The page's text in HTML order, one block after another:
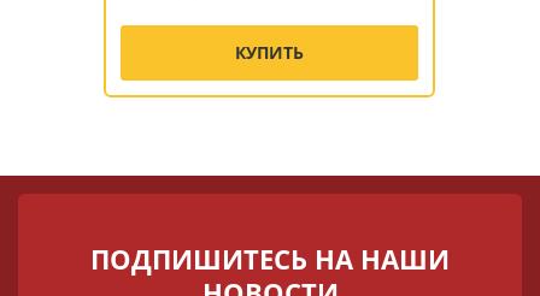
КУПИТЬ
ПОДПИШИТЕСЬ НА НАШИ